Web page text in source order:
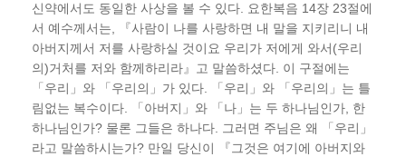
신약에서도 동일한 사상을 볼 수 있다. 요한복음 14장 23절에
서 예수께서는, 『사람이 나를 사랑하면 내 말을 지키리니 내
아버지께서 저를 사랑하실 것이요 우리가 저에게 와서(우리
의)거처를 저와 함께하리라』고 말씀하셨다. 이 구절에는
「우리」와 「우리의」가 있다. 「우리」와 「우리의」는 틀
림없는 복수이다. 「아버지」와 「나」는 두 하나님인가, 한
하나님인가? 물론 그들은 하나다. 그러면 주님은 왜 「우리」
라고 말씀하시는가? 만일 당신이 『그것은 여기에 아버지와